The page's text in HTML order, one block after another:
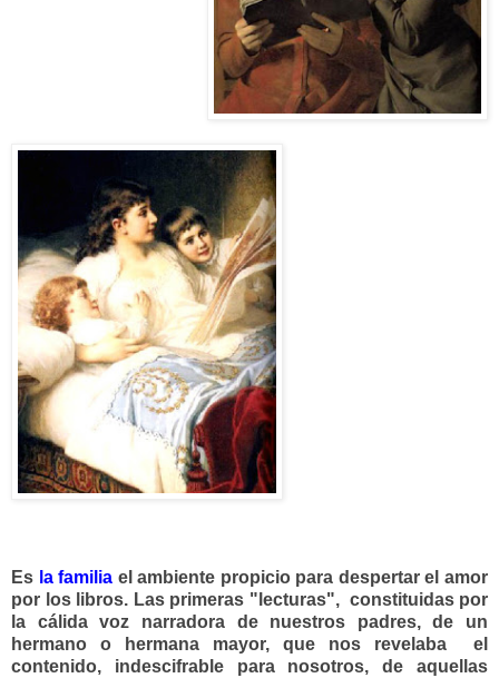
Es la familia el ambiente propicio para despertar el amor
por los libros. Las primeras "lecturas", constituidas por
la cálida voz narradora de nuestros padres, de un
hermano o hermana mayor, que nos revelaba el
contenido, indescifrable para nosotros, de aquellas